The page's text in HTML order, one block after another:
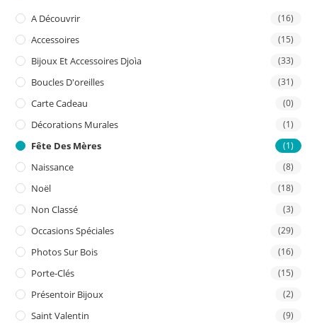
A Découvrir (16)
Accessoires (15)
Bijoux Et Accessoires Djoìa (33)
Boucles D'oreilles (31)
Carte Cadeau (0)
Décorations Murales (1)
Fête Des Mères (1)
Naissance (8)
Noël (18)
Non Classé (3)
Occasions Spéciales (29)
Photos Sur Bois (16)
Porte-Clés (15)
Présentoir Bijoux (2)
Saint Valentin (9)